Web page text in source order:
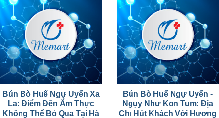
Bún Bò Huế Ngự Uyển Xa
La: Điểm Đến Ẩm Thực
Không Thể Bỏ Qua Tại Hà
Bún Bò Huế Ngự Uyển -
Ngụy Như Kon Tum: Địa
Chỉ Hút Khách Với Hương